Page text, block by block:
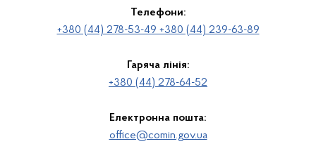
Телефони:
+380 (44) 278-53-49 +380 (44) 239-63-89
Гаряча лінія:
+380 (44) 278-64-52
Електронна пошта:
office@comin.gov.ua